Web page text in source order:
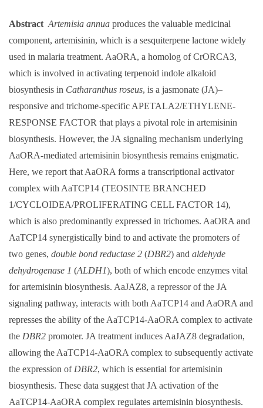
Abstract Artemisia annua produces the valuable medicinal
component, artemisinin, which is a sesquiterpene lactone widely
used in malaria treatment. AaORA, a homolog of CrORCA3,
which is involved in activating terpenoid indole alkaloid
biosynthesis in Catharanthus roseus, is a jasmonate (JA)–
responsive and trichome-specific APETALA2/ETHYLENE-
RESPONSE FACTOR that plays a pivotal role in artemisinin
biosynthesis. However, the JA signaling mechanism underlying
AaORA-mediated artemisinin biosynthesis remains enigmatic.
Here, we report that AaORA forms a transcriptional activator
complex with AaTCP14 (TEOSINTE BRANCHED
1/CYCLOIDEA/PROLIFERATING CELL FACTOR 14),
which is also predominantly expressed in trichomes. AaORA and
AaTCP14 synergistically bind to and activate the promoters of
two genes, double bond reductase 2 (DBR2) and aldehyde
dehydrogenase 1 (ALDH1), both of which encode enzymes vital
for artemisinin biosynthesis. AaJAZ8, a repressor of the JA
signaling pathway, interacts with both AaTCP14 and AaORA and
represses the ability of the AaTCP14-AaORA complex to activate
the DBR2 promoter. JA treatment induces AaJAZ8 degradation,
allowing the AaTCP14-AaORA complex to subsequently activate
the expression of DBR2, which is essential for artemisinin
biosynthesis. These data suggest that JA activation of the
AaTCP14-AaORA complex regulates artemisinin biosynthesis.